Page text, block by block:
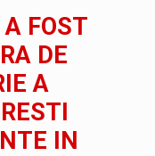
FOST
DE
A
IN